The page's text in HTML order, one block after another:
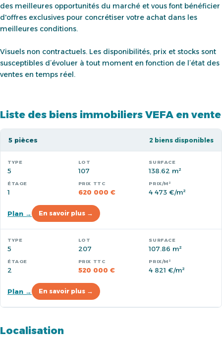
des meilleures opportunités du marché et vous font bénéficier
d'offres exclusives pour concrétiser votre achat dans les
meilleures conditions.
Visuels non contractuels. Les disponibilités, prix et stocks sont
susceptibles d’évoluer à tout moment en fonction de l’état des
ventes en temps réel.
Liste des biens immobiliers VEFA en vente
5 pièces 2 biens disponibles
5 107 138.62 m²
1 620 000 € 4 473 €/m²
Plan → En savoir plus →
5 207 107.86 m²
2 520 000 € 4 821 €/m²
Plan → En savoir plus →
Localisation